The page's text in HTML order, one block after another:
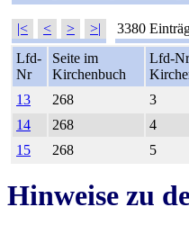
|< < > >| 3380
Lfd-
Nr
Seite im
Kirchenbuch
Lfd-
13
268 3
14
268 4
15
268 5
Hinweise zu